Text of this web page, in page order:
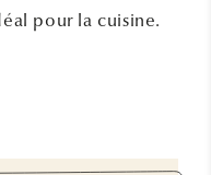
pour la cuisine.